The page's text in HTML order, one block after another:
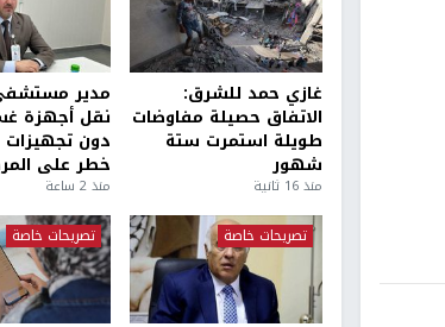
غازي حمد للشرق:
الاتفاق حصيلة مفاوضات
طويلة استمرت ستة
شهور
منذ 16 ثانية
مدير
نقل أجهزة
دون تجهيزات
خطر على
منذ 2 ساعة
تصريحات خاصة تصريحات خاصة